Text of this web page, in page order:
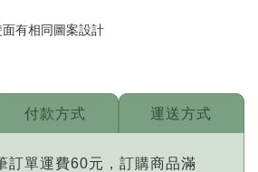
有相同圖案設計
訂單運費60元，訂購商品滿
付款方式 運送方式